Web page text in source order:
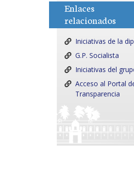
Enlaces
relacionados
Iniciativas de la
G.P. Socialista
Iniciativas del
Acceso al Portal
Transparencia